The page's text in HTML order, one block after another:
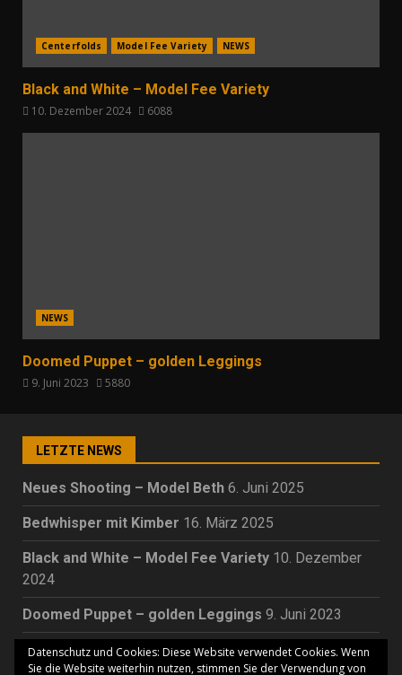
Centerfolds Model Fee Variety NEWS
Black and White – Model Fee Variety
10. Dezember 2024 6088
NEWS
Doomed Puppet – golden Leggings
9. Juni 2023 5880
LETZTE NEWS
Neues Shooting – Model Beth 6. Juni 2025
Bedwhisper mit Kimber 16. März 2025
Black and White – Model Fee Variety 10. Dezember
2024
Doomed Puppet – golden Leggings 9. Juni 2023
Cora Holunder – Beelitz Heilstätten 23. Mai 2023
Datenschutz und Cookies: Diese Website verwendet Cookies. Wenn
Sie die Website weiterhin nutzen, stimmen Sie der Verwendung von